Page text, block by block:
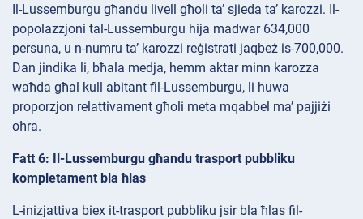
Il-Lussemburgu għandu livell għoli ta’ sjieda ta’ karozzi. Il-
popolazzjoni tal-Lussemburgu hija madwar 634,000
persuna, u n-numru ta’ karozzi reġistrati jaqbeż is-700,000.
Dan jindika li, bħala medja, hemm aktar minn karozza
waħda għal kull abitant fil-Lussemburgu, li huwa
proporzjon relattivament għoli meta mqabbel ma’ pajjiżi
oħra.
Fatt 6: Il-Lussemburgu għandu trasport pubbliku
kompletament bla ħlas
L-inizjattiva biex it-trasport pubbliku jsir bla ħlas fil-